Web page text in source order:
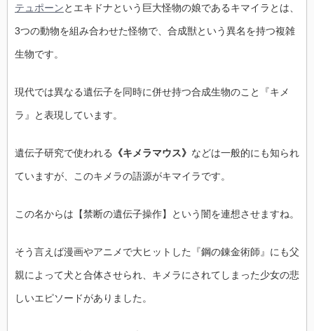
テュポーンとエキドナという巨大怪物の娘であるキマイラとは、
3つの動物を組み合わせた怪物で、合成獣という異名を持つ複雑
生物です。
現代では異なる遺伝子を同時に併せ持つ合成生物のこと『キメ
ラ』と表現しています。
遺伝子研究で使われる 《キメラマウス》 などは一般的にも知られ
ていますが、このキメラの語源がキマイラです。
この名からは【禁断の遺伝子操作】という闇を連想させますね。
そう言えば漫画やアニメで大ヒットした『鋼の錬金術師』にも父
親によって犬と合体させられ、キメラにされてしまった少女の悲
しいエピソードがありました。